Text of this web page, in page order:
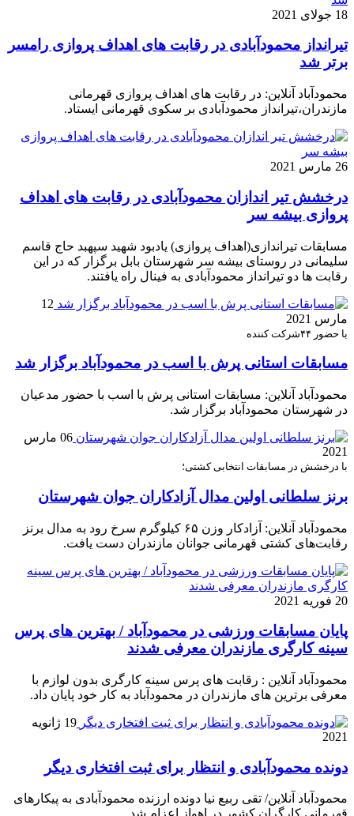
18 جولای 2021
تیرانداز محمودآبادی در رقابت های اهداف پروازی رامسر
برتر شد
محمودآباد آنلاین: در رقابت های اهداف پروازی قهرمانی
مازندران،تیرانداز محمودآبادی بر سکوی قهرمانی ایستاد.
26 مارس 2021
درخشش تیر اندازان محمودآبادی در رقابت های اهداف
پروازی بیشه سر
مسابقات تیراندازی(اهداف پروازی) یادبود شهید سپهبد حاج قاسم
سلیمانی در روستای بیشه سر شهرستان بابل برگزار که در این
رقابت ها دو تیرانداز محمودآبادی به فینال راه یافتند.
12
مارس 2021
با حضور ۴۴شرکت کننده
مسابقات استانی پرش با اسب در محمودآباد برگزار شد
محمودآباد آنلاین: مسابقات استانی پرش با اسب با حضور مدعیان
در شهرستان محمودآباد برگزار شد.
06 مارس
2021
با درخشش در مسابقات انتخابی کشتی؛
برنز سلطانی اولین مدال آزادکاران جوان شهرستان
محمودآباد آنلاین: آزادکار وزن ۶۵ کیلوگرم سرخ رود به مدال برنز
رقابت‌های کشتی قهرمانی جوانان مازندران دست یافت.
20 فوریه 2021
پایان مسابقات ورزشی در محمودآباد / بهترین های پرس
سینه کارگری مازندران معرفی شدند
محمودآباد آنلاین : رقابت های پرس سینه کارگری بدون لوازم با
معرفی برترین های مازندران در محمودآباد به کار خود پایان داد.
19 ژانویه
2021
دونده محمودآبادی و انتظار برای ثبت افتخاری دیگر
محمودآباد آنلاین/ تقی ربیع نیا دونده ارزنده محمودآبادی به پیکارهای